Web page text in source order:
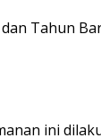
Tahun
ini